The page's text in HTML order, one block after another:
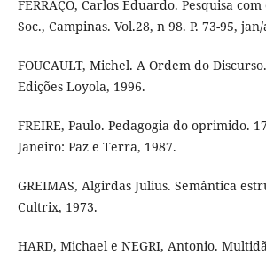
FERRAÇO, Carlos Eduardo. Pesquisa
Soc., Campinas. Vol.28, n 98. P. 73-95,
FOUCAULT, Michel. A Ordem do
Edições Loyola, 1996.
FREIRE, Paulo. Pedagogia do oprimido.
Janeiro: Paz e Terra, 1987.
GREIMAS, Algirdas Julius. Semântica
Cultrix, 1973.
HARD, Michael e NEGRI, Antonio.